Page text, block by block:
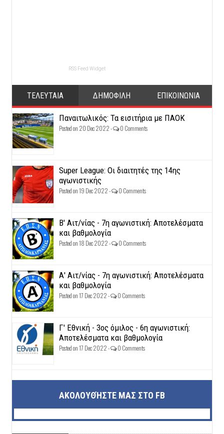
RSS Feed Widget
ΤΕΛΕΥΤΑΙΑ ΔΗΜΟΦΙΛΗ ΕΠΙΚΟΙΝΩΝΙΑ
Παναιτωλικός: Τα εισιτήρια με ΠΑΟΚ
Posted on 20 Dec 2022 - 0 Comments
Super League: Οι διαιτητές της 14ης
αγωνιστικής
Posted on 19 Dec 2022 - 0 Comments
Β' Αιτ/νίας - 7η αγωνιστική: Αποτελέσματα
και βαθμολογία
Posted on 18 Dec 2022 - 0 Comments
Α' Αιτ/νίας - 7η αγωνιστική: Αποτελέσματα
και βαθμολογία
Posted on 17 Dec 2022 - 0 Comments
Γ' Εθνική - 3ος όμιλος - 6η αγωνιστική:
Αποτελέσματα και βαθμολογία
Posted on 17 Dec 2022 - 0 Comments
ΑΚΟΛΟΥΘΉΣΤΕ ΜΑΣ ΣΤΟ FB